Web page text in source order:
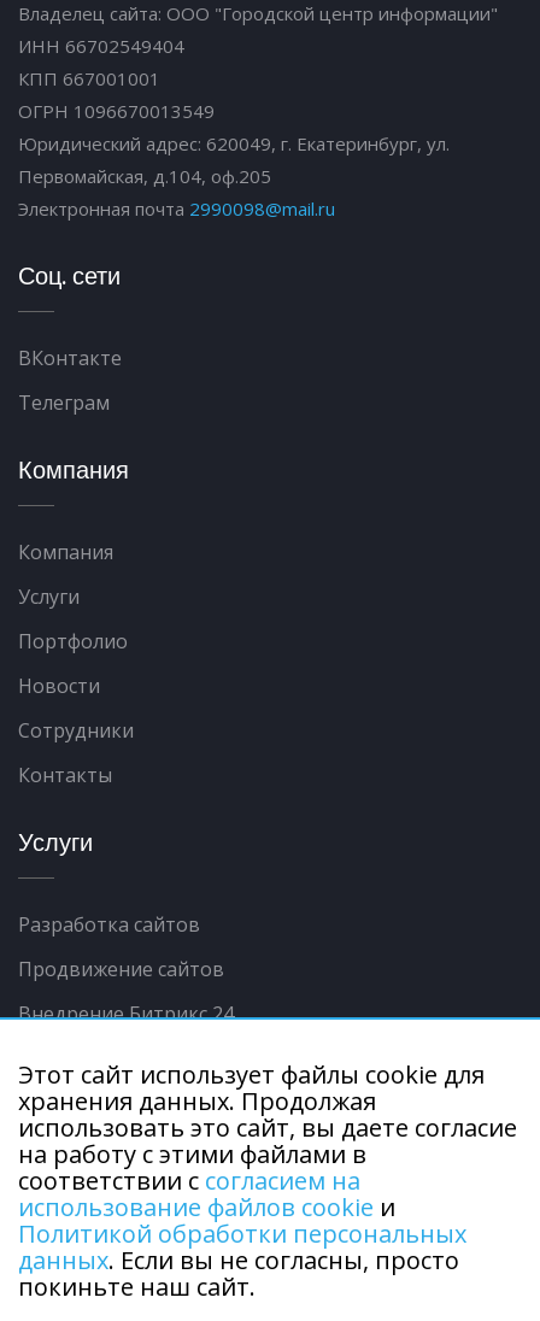
Владелец сайта: ООО "Городской центр информации"
ИНН 66702549404
КПП 667001001
ОГРН 1096670013549
Юридический адрес: 620049, г. Екатеринбург, ул.
Первомайская, д.104, оф.205
Электронная почта 2990098@mail.ru
Соц. сети
ВКонтакте
Телеграм
Компания
Компания
Услуги
Портфолио
Новости
Сотрудники
Контакты
Услуги
Разработка сайтов
Продвижение сайтов
Внедрение Битрикс 24
Контекстная реклама
Интеграции сайта с 1С
Продвижение в соц.сетях
Copyright © 2015 - 2026 г. ООО "Городской центр
Этот сайт использует файлы cookie для
хранения данных. Продолжая
использовать это сайт, вы даете согласие
на работу с этими файлами в
соответствии с согласием на
использование файлов cookie и
Политикой обработки персональных
данных. Если вы не согласны, просто
покиньте наш сайт.